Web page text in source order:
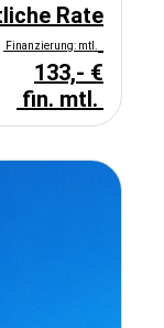
Rate
Finanzierung: mtl.
133,- €
fin. mtl.